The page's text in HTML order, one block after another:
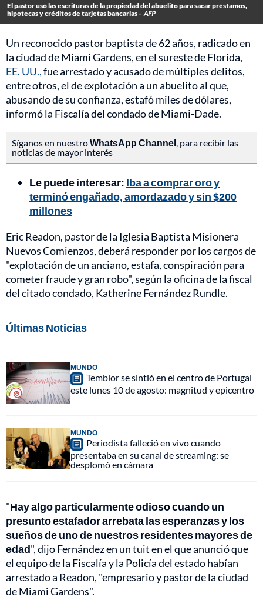
El pastor usó las escrituras de la propiedad del abuelito para sacar préstamos,
hipotecas y créditos de tarjetas bancarias - AFP
Un reconocido pastor baptista de 62 años, radicado en
la ciudad de Miami Gardens, en el sureste de Florida,
EE. UU.,fue arrestado y acusado de múltiples delitos,
entre otros, el de explotación a un abuelito al que,
abusando de su confianza, estafó miles de dólares,
informó la Fiscalía del condado de Miami-Dade.
Síganos en nuestroWhatsApp Channel, para recibir las
noticias de mayor interés
Le puede interesar: Iba a comprar oro y
terminó engañado, amordazado y sin $200
millones
Eric Readon, pastor de la Iglesia Baptista Misionera
Nuevos Comienzos, deberá responder por los cargos de
"explotación de un anciano, estafa, conspiración para
cometer fraude y gran robo", según la oficina de la fiscal
del citado condado, Katherine Fernández Rundle.
Últimas Noticias
MUNDO
Temblor se sintió en el centro de Portugal
este lunes 10 de agosto: magnitud y epicentro
MUNDO
Periodista falleció en vivo cuando
presentaba en su canal de streaming: se
desplomó en cámara
"Hay algo particularmente odioso cuando un
presunto estafador arrebata las esperanzas y los
sueños de uno de nuestros residentes mayores de
edad", dijo Fernández en un tuit en el que anunció que
el equipo de la Fiscalía y la Policía del estado habían
arrestado a Readon, "empresario y pastor de la ciudad
de Miami Gardens".